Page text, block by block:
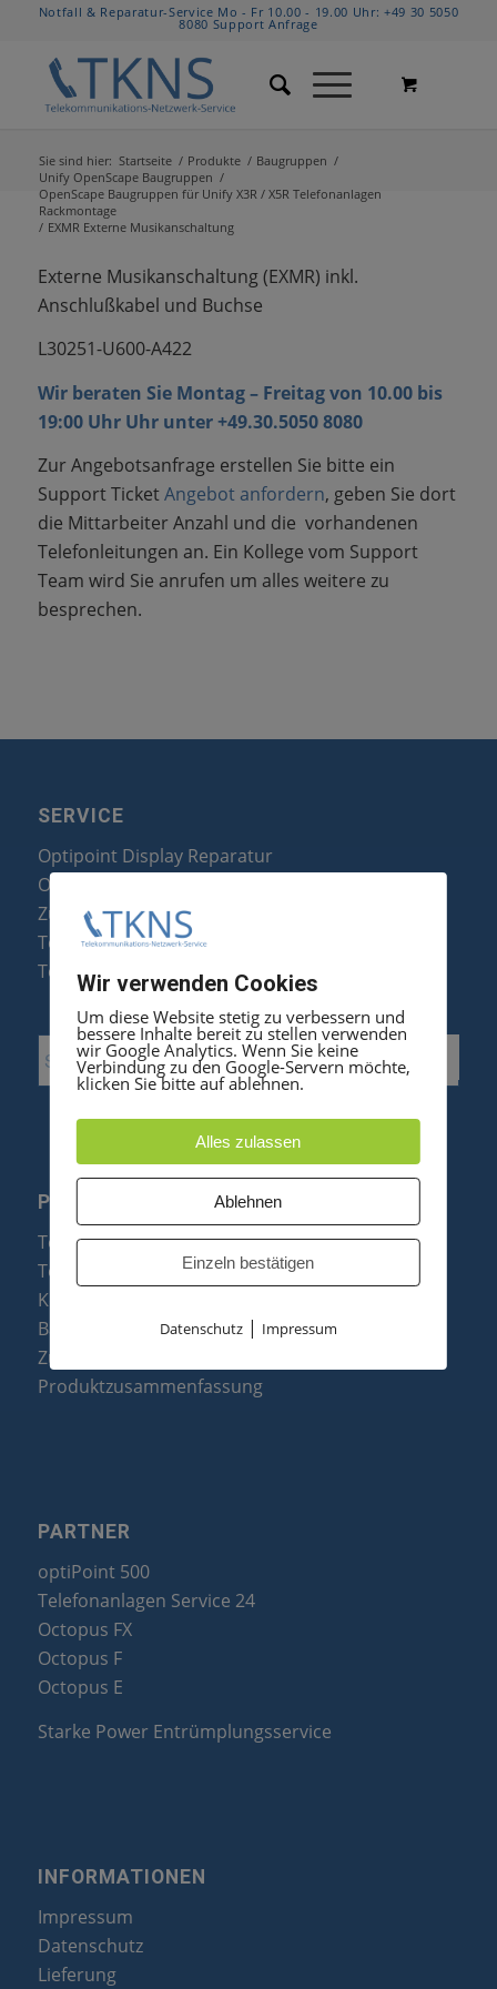
Notfall & Reparatur-Service Mo - Fr 10.00 - 19.00 Uhr:+49 30 5050
8080 Support Anfrage
Sie sind hier: Startseite / Produkte / Baugruppen /
Unify OpenScape Baugruppen /
OpenScape Baugruppen für Unify X3R / X5R Telefonanlagen
Rackmontage
/ EXMR Externe Musikanschaltung
Externe Musikanschaltung (EXMR) inkl.
Anschlußkabel und Buchse
L30251-U600-A422
Wir beraten Sie Montag – Freitag von 10.00 bis
19:00 Uhr Uhr unter +49.30.5050 8080
Zur Angebotsanfrage erstellen Sie bitte ein
Support TicketAngebot anfordern, geben Sie dort
die Mittarbeiter Anzahl und die vorhandenen
Telefonleitungen an. Ein Kollege vom Support
Team wird Sie anrufen um alles weitere zu
besprechen.
SERVICE
Optipoint Display Reparatur
Octophon F Display Reparatur
Zubehör & Ersatzteile
Telefonanlagen Optimierung
Telefonanlagen Erweiterung
PRODUKTE
Telefonanlagen
Telefone
Konftel Konferenztelefone
Baugruppen
Zubehör & Ersatzteile
Produktzusammenfassung
PARTNER
optiPoint 500
Telefonanlagen Service 24
Octopus FX
Octopus F
Octopus E
Starke Power Entrümplungsservice
INFORMATIONEN
Impressum
Datenschutz
Lieferung
Wir verwenden Cookies
Um diese Website stetig zu verbessern und
bessere Inhalte bereit zu stellen verwenden
wir Google Analytics. Wenn Sie keine
Verbindung zu den Google-Servern möchte,
klicken Sie bitte auf ablehnen.
Alles zulassen
Ablehnen
Einzeln bestätigen
Datenschutz| Impressum